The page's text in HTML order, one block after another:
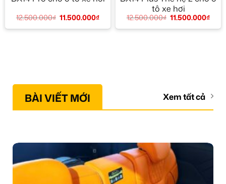
12.500.000₫ 11.500.000₫
tô xe hơi
12.500.000₫ 11.500.000₫
BÀI VIẾT MỚI Xem tất cả